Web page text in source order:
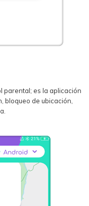
parental; es la aplicación
bloqueo de ubicación,